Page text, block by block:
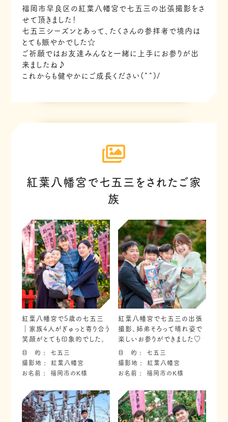
福岡市早良区の紅葉八幡宮で七五三の出張撮影をさ
せて頂きました！
七五三シーズンとあって、たくさんの参拝者で境内は
とても賑やかでした☆
ご祈願ではお友達みんなと一緒に上手にお参りが出
来ましたね♪
これからも健やかにご成長ください(^^)/
紅葉八幡宮で七五三をされたご家
族
紅葉八幡宮で5歳の七五三
｜家族4人がぎゅっと寄り合う
笑顔がとても印象的でした。
目 的
七五三
撮影地
紅葉八幡宮
お名前
福岡市のK様
紅葉八幡宮で七五三の出張
撮影、姉弟そろって晴れ姿で
楽しいお参りができました♡
目 的
七五三
撮影地
紅葉八幡宮
お名前
福岡市のK様